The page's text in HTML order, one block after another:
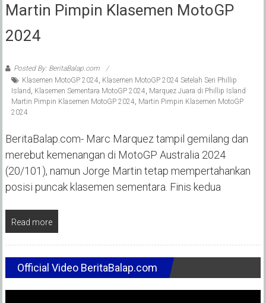
Martin Pimpin Klasemen MotoGP
2024
Posted By: BeritaBalap.com
Klasemen MotoGP 2024, Klasemen MotoGP 2024 Setelah Seri Phillip
Island, Klasemen Sementara MotoGP 2024, Marquez Juara di Phillip Island
Martin Pimpin Klasemen MotoGP 2024, Martin Pimpin Klasemen MotoGP
2024
BeritaBalap.com- Marc Marquez tampil gemilang dan
merebut kemenangan di MotoGP Australia 2024
(20/101), namun Jorge Martin tetap mempertahankan
posisi puncak klasemen sementara. Finis kedua
Read more
Official Video BeritaBalap.com